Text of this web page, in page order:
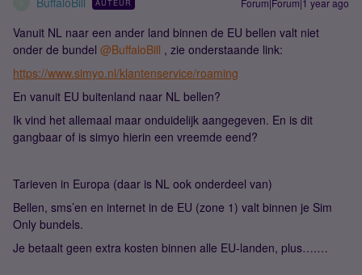
AUTEUR Forum|Forum|1 year ago
Vanuit NL naar een ander land binnen de EU bellen valt niet
onder de bundel @BuffaloBill , zie onderstaande link:
https://www.simyo.nl/klantenservice/roaming
En vanuit EU buitenland naar NL bellen?
Ik vind het allemaal maar onduidelijk aangegeven. En is dit
gangbaar of is simyo hierin een vreemde eend?
Tarieven in Europa (daar is NL ook onderdeel van)
Bellen, sms’en en internet in de EU (zone 1) valt binnen je Sim
Only bundels.
Je betaalt geen extra kosten binnen alle EU-landen, plus….…